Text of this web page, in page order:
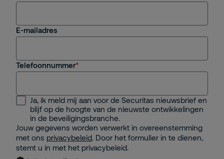
E-mailadres
Telefoonnummer
Ja, ik meld mij aan voor de Securitas nieuwsbrief en
blijf op de hoogte van de nieuwste ontwikkelingen
in de beveiligingsbranche.
Jouw gegevens worden verwerkt in overeenstemming
met ons privacybeleid. Door het formulier in te dienen,
stemt u in met het privacybeleid.